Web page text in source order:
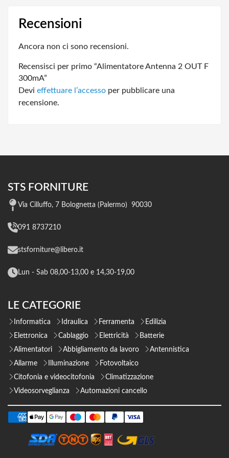
Recensioni
Ancora non ci sono recensioni.
Recensisci per primo “Alimentatore Antenna 2 OUT F
300mA”
Devi effettuare l’accesso per pubblicare una
recensione.
STS FORNITURE
Via Cilluffo, 7 Bolognetta (Palermo) 90030
091 8737210
stsforniture@libero.it
Lun - Sab 08,00-13,00 e 14,30-19,00
LE CATEGORIE
Informatica Idraulica Ferramenta
Edilizia
Elettronica
Cablaggio Elettricità
Batterie
Alimentatori
Abbigliamento da lavoro
Antennistica
Allarme
Illuminazione
Fotovoltaico
Citofonia e videocitofonia
Climatizzazione
Videosorveglianza
Automazioni cancello